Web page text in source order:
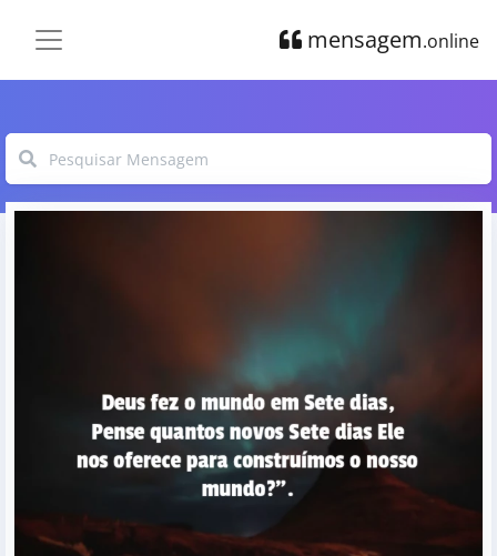
mensagem.online